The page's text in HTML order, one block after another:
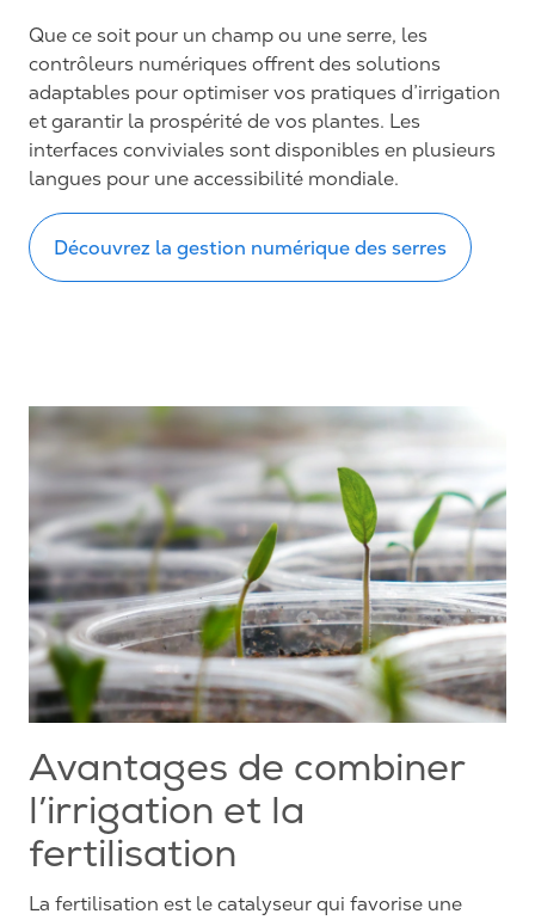
Que ce soit pour un champ ou une serre, les
contrôleurs numériques offrent des solutions
adaptables pour optimiser vos pratiques d’irrigation
et garantir la prospérité de vos plantes. Les
interfaces conviviales sont disponibles en plusieurs
langues pour une accessibilité mondiale.
Découvrez la gestion numérique des serres
Avantages de combiner
l’irrigation et la
fertilisation
La fertilisation est le catalyseur qui favorise une